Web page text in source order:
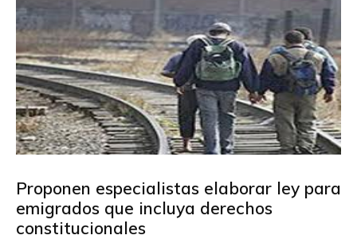
Proponen especialistas elaborar ley para
emigrados que incluya derechos
constitucionales